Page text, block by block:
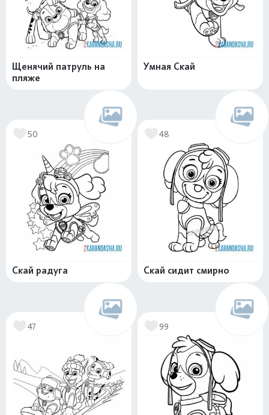
Щенячий патруль на
пляже
Умная Скай
50
Скай радуга
48
Скай сидит смирно
47 99